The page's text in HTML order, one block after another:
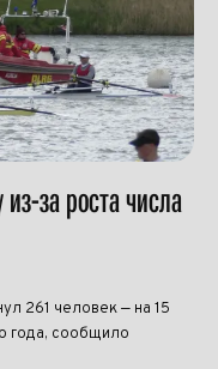
из-за роста числа
261 человек — на 15
года, сообщило